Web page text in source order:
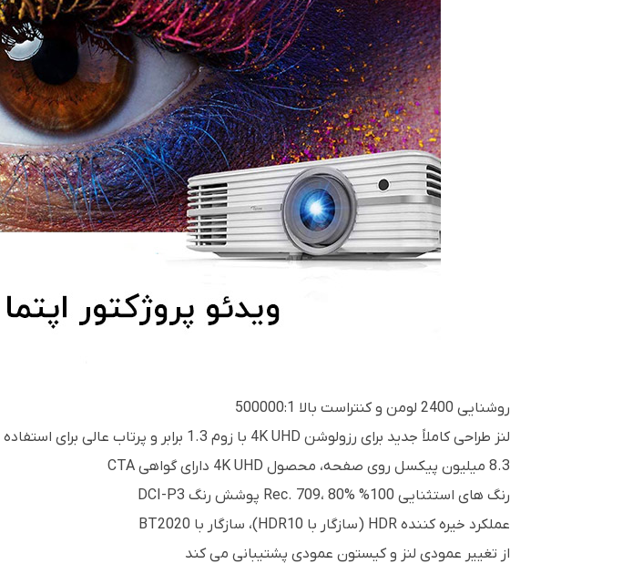
روشنایی 2400 لومن و کنتراست بالا 500000:1
لنز طراحی کاملاً جدید برای رزولوشن 4K UHD با زوم 1.3 برابر و پرتاب عالی برای استفاده در اتاق تئاتر یا اتاق نشیمن
8.3 میلیون پیکسل روی صفحه، محصول 4K UHD دارای گواهی CTA
رنگ های استثنایی 100% Rec. 709، 80% پوشش رنگ DCI-P3
عملکرد خیره کننده HDR (سازگار با HDR10)، سازگار با BT2020
از تغییر عمودی لنز و کیستون عمودی پشتیبانی می کند